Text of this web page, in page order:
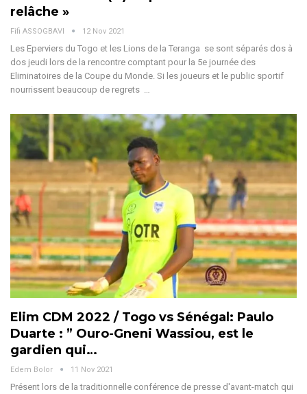
relâche »
Fifi ASSOGBAVI 12 Nov 2021
Les Eperviers du Togo et les Lions de la Teranga se sont séparés dos à
dos jeudi lors de la rencontre comptant pour la 5e journée des
Eliminatoires de la Coupe du Monde. Si les joueurs et le public sportif
nourrissent beaucoup de regrets …
Elim CDM 2022 / Togo vs Sénégal: Paulo
Duarte : ” Ouro-Gneni Wassiou, est le
gardien qui…
Edem Bolor 11 Nov 2021
Présent lors de la traditionnelle conférence de presse d'avant-match qui